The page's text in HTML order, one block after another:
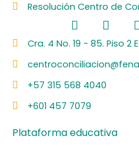
Resolución Centro de
F
a
c
e
b
o
o
k
L
i
n
e
d
i
I
Cra. 4 No. 19 - 85. Piso
+57 315 568 4040
+601 457 7079
Plataforma educativa